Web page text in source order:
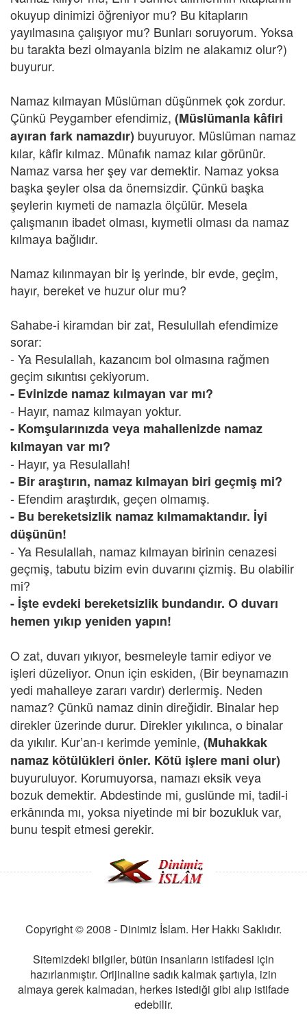
okuyup dinimizi öğreniyor mu? Bu kitapların
yayılmasına çalışıyor mu? Bunları soruyorum. Yoksa
bu tarakta bezi olmayanla bizim ne alakamız olur?)
buyurur.
Namaz kılmayan Müslüman düşünmek çok zordur.
Çünkü Peygamber efendimiz, (Müslümanla kâfiri
ayıran fark namazdır) buyuruyor. Müslüman namaz
kılar, kâfir kılmaz. Münafık namaz kılar görünür.
Namaz varsa her şey var demektir. Namaz yoksa
başka şeyler olsa da önemsizdir. Çünkü başka
şeylerin kıymeti de namazla ölçülür. Mesela
çalışmanın ibadet olması, kıymetli olması da namaz
kılmaya bağlıdır.
Namaz kılınmayan bir iş yerinde, bir evde, geçim,
hayır, bereket ve huzur olur mu?
Sahabe-i kiramdan bir zat, Resulullah efendimize
sorar:
- Ya Resulallah, kazancım bol olmasına rağmen
geçim sıkıntısı çekiyorum.
- Evinizde namaz kılmayan var mı?
- Hayır, namaz kılmayan yoktur.
- Komşularınızda veya mahallenizde namaz
kılmayan var mı?
- Hayır, ya Resulallah!
- Bir araştırın, namaz kılmayan biri geçmiş mi?
- Efendim araştırdık, geçen olmamış.
- Bu bereketsizlik namaz kılmamaktandır. İyi
düşünün!
- Ya Resulallah, namaz kılmayan birinin cenazesi
geçmiş, tabutu bizim evin duvarını çizmiş. Bu olabilir
mi?
- İşte evdeki bereketsizlik bundandır. O duvarı
hemen yıkıp yeniden yapın!
O zat, duvarı yıkıyor, besmeleyle tamir ediyor ve
işleri düzeliyor. Onun için eskiden, (Bir beynamazın
yedi mahalleye zararı vardır) derlermiş. Neden
namaz? Çünkü namaz dinin direğidir. Binalar hep
direkler üzerinde durur. Direkler yıkılınca, o binalar
da yıkılır. Kur’an-ı kerimde yeminle, (Muhakkak
namaz kötülükleri önler. Kötü işlere mani olur)
buyuruluyor. Korumuyorsa, namazı eksik veya
bozuk demektir. Abdestinde mi, guslünde mi, tadil-i
erkânında mı, yoksa niyetinde mi bir bozukluk var,
bunu tespit etmesi gerekir.
Copyright © 2008 - Dinimiz İslam. Her Hakkı Saklıdır.
Sitemizdeki bilgiler, bütün insanların istifadesi için
hazırlanmıştır. Orijinaline sadık kalmak şartıyla, izin
almaya gerek kalmadan, herkes istediği gibi alıp istifade
edebilir.